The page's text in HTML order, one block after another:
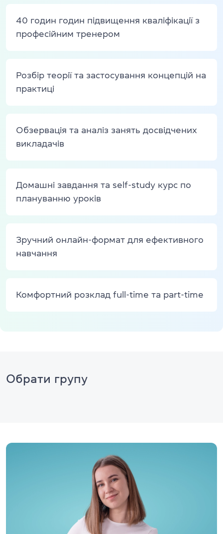
40 годин годин підвищення кваліфікації з
професійним тренером
Розбір теорії та застосування концепцій на
практиці
Обзервація та аналіз занять досвідчених
викладачів
Домашні завдання та self-study курс по
плануванню уроків
Зручний онлайн-формат для ефективного
навчання
Комфортний розклад full-time та part-time
Обрати групу